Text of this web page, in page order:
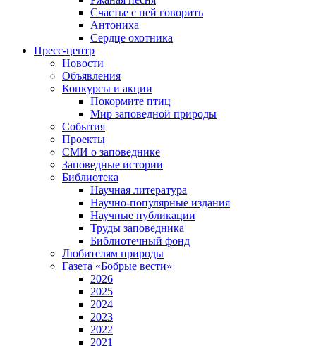
Счастье с ней говорить
Антониха
Сердце охотника
Пресс-центр
Новости
Объявления
Конкурсы и акции
Покормите птиц
Мир заповедной природы
События
Проекты
СМИ о заповеднике
Заповедные истории
Библиотека
Научная литература
Научно-популярные издания
Научные публикации
Труды заповедника
Библиотечный фонд
Любителям природы
Газета «Бобрые вести»
2026
2025
2024
2023
2022
2021